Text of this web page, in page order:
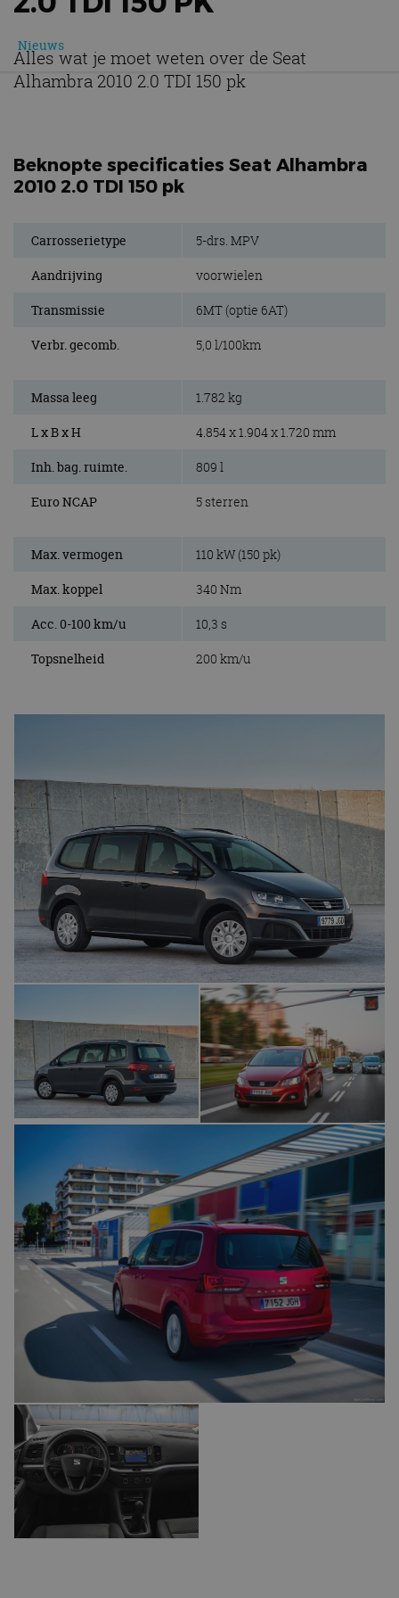
Nieuws
Alles wat je moet weten over de Seat
Alhambra 2010 2.0 TDI 150 pk
Beknopte specificaties Seat Alhambra
2010 2.0 TDI 150 pk
Carrosserietype 5-drs. MPV
Aandrijving voorwielen
Transmissie 6MT (optie 6AT)
Verbr. gecomb. 5,0 l/100km
Massa leeg 1.782 kg
L x B x H 4.854 x 1.904 x 1.720 mm
Inh. bag. ruimte. 809 l
Euro NCAP 5 sterren
Max. vermogen 110 kW (150 pk)
Max. koppel 340 Nm
Acc. 0-100 km/u 10,3 s
Topsnelheid 200 km/u